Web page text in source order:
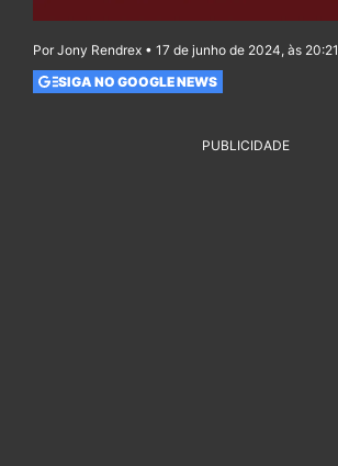
Por Jony Rendrex • 17 de junho de 2024, às 20:21
SIGA NO GOOGLE NEWS
PUBLICIDADE